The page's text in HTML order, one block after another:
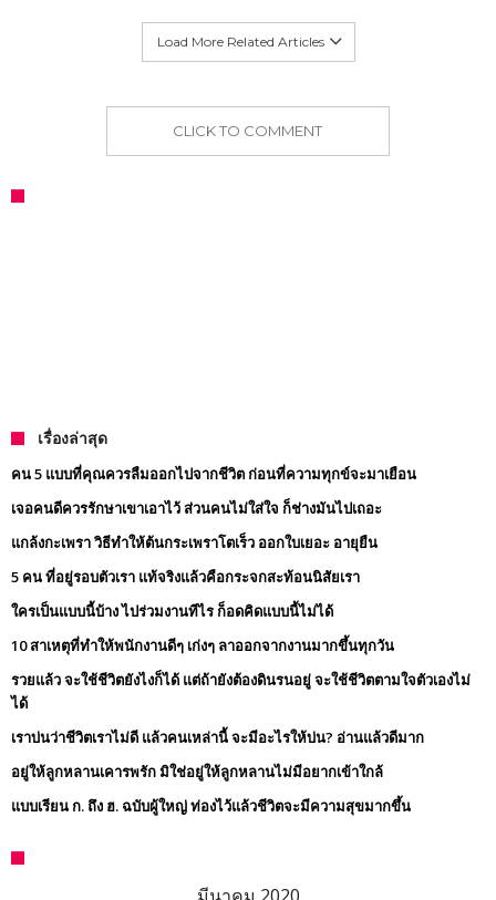
Load More Related Articles
CLICK TO COMMENT
เรื่องล่าสุด
คน 5 แบบที่คุณควรลืมออกไปจากชีวิต ก่อนที่ความทุกข์จะมาเยือน
เจอคนดีควรรักษาเขาเอาไว้ ส่วนคนไม่ใส่ใจ ก็ช่างมันไปเถอะ
แกล้งกะเพรา วิธีทำให้ต้นกระเพราโตเร็ว ออกใบเยอะ อายุยืน
5 คน ที่อยู่รอบตัวเรา แท้จริงแล้วคือกระจกสะท้อนนิสัยเรา
ใครเป็นแบบนี้บ้าง ไปร่วมงานทีไร ก็อดคิดแบบนี้ไม่ได้
10 สาเหตุที่ทำให้พนักงานดีๆ เก่งๆ ลาออกจากงานมากขึ้นทุกวัน
รวยแล้ว จะใช้ชีวิตยังไงก็ได้ แต่ถ้ายังต้องดินรนอยู่ จะใช้ชีวิตตามใจตัวเองไม่
ได้
เราบ่นว่าชีวิตเราไม่ดี แล้วคนเหล่านี้ จะมีอะไรให้บ่น? อ่านแล้วดีมาก
อยู่ให้ลูกหลานเคารพรัก มิใช่อยู่ให้ลูกหลานไม่มีอยากเข้าใกล้
แบบเรียน ก. ถึง ฮ. ฉบับผู้ใหญ่ ท่องไว้แล้วชีวิตจะมีความสุขมากขึ้น